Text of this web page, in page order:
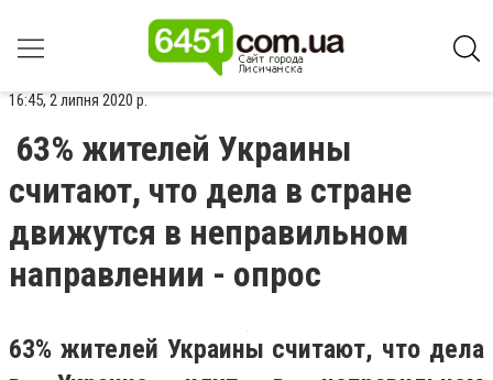
16:45, 2 липня 2020 р.
63% жителей Украины
считают, что дела в стране
движутся в неправильном
направлении - опрос
63% жителей Украины считают, что дела